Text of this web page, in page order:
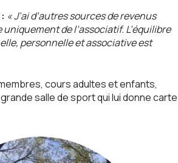
« J’ai d’autres sources de revenus
de l’associatif. L’équilibre
personnelle et associative est
cours adultes et enfants,
salle de sport qui lui donne carte